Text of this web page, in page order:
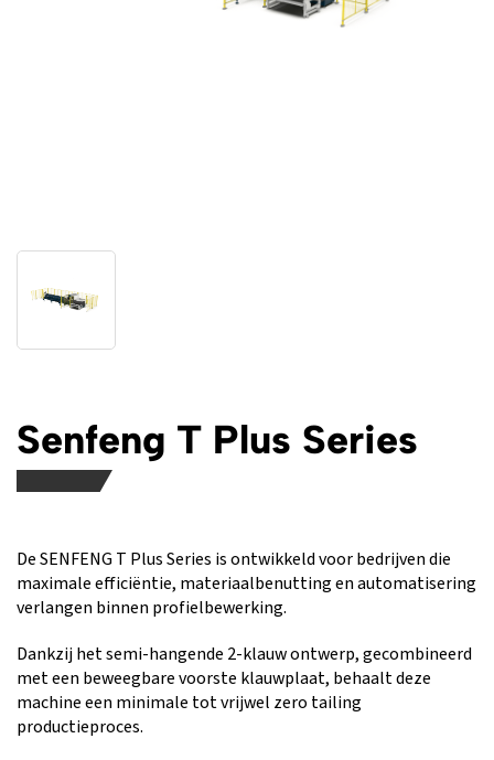
Senfeng T Plus Series
De SENFENG T Plus Series is ontwikkeld voor bedrijven die
maximale efficiëntie, materiaalbenutting en automatisering
verlangen binnen profielbewerking.
Dankzij het semi-hangende 2-klauw ontwerp, gecombineerd
met een beweegbare voorste klauwplaat, behaalt deze
machine een minimale tot vrijwel zero tailing
productieproces.